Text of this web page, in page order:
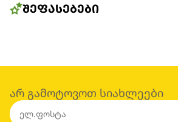
ᲨᲔᲤᲐᲡᲔᲑᲔᲑᲘ
არ გამოტოვოთ სიახლეები